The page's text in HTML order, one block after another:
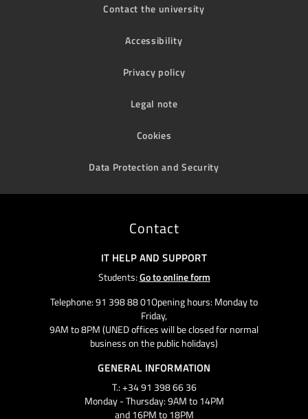
Contact the university
Accessibility
Privacy policy
Legal note
Cookies
Data Protection and Security
Contact
IT HELP AND SUPPORT
Students:Go to online form
Telephone: 91 398 88 01Opening hours: Monday to
Friday,
9AM to 8PM (UNED offices will be closed for normal
business on the public holidays)
GENERAL INFORMATION
T.: +34 91 398 66 36
Monday - Thursday: 9AM to 14PM
and 16PM to 18PM